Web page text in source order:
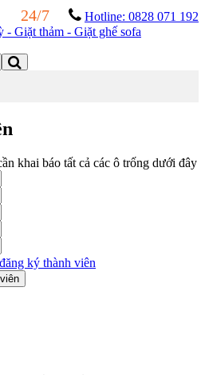
24/7 Hotline: 0828 071 192
khai báo tất cả các ô trống dưới đây
ký thành viên